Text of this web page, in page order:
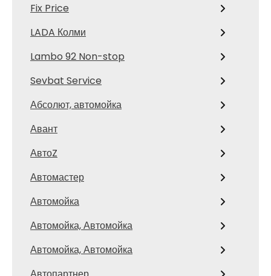
Fix Price
LADA Колми
Lambo 92 Non-stop
Sevbat Service
Абсолют, автомойка
Авант
АвтоZ
Автомастер
Автомойка
Автомойка, Автомойка
Автомойка, Автомойка